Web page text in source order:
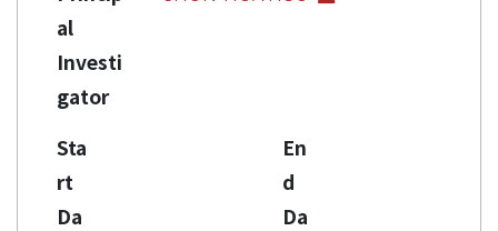
al
Investi
gator
Sta
rt
Da
En
d
Da